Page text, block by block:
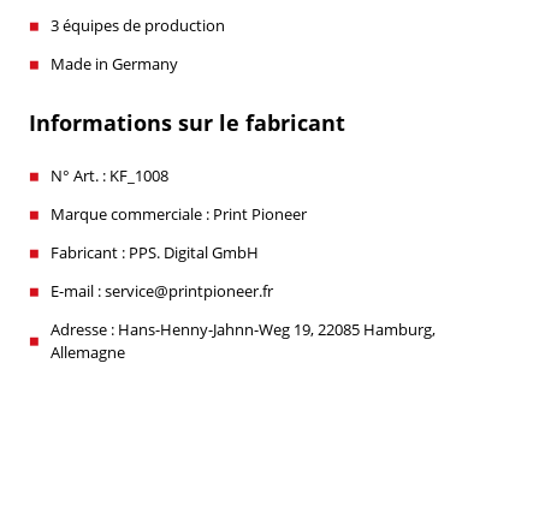
3 équipes de production
Made in Germany
Informations sur le fabricant
N° Art. : KF_1008
Marque commerciale : Print Pioneer
Fabricant : PPS. Digital GmbH
E-mail : service@printpioneer.fr
Adresse : Hans-Henny-Jahnn-Weg 19, 22085 Hamburg,
Allemagne